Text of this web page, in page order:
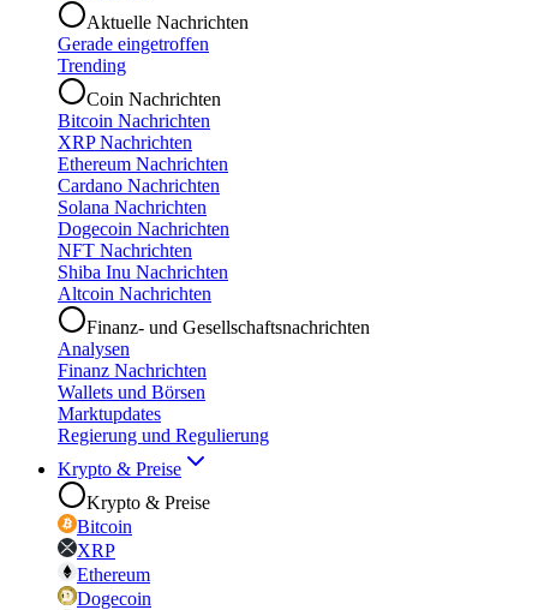
Aktuelle Nachrichten
Gerade eingetroffen
Trending
Coin Nachrichten
Bitcoin Nachrichten
XRP Nachrichten
Ethereum Nachrichten
Cardano Nachrichten
Solana Nachrichten
Dogecoin Nachrichten
NFT Nachrichten
Shiba Inu Nachrichten
Altcoin Nachrichten
Finanz- und Gesellschaftsnachrichten
Analysen
Finanz Nachrichten
Wallets und Börsen
Marktupdates
Regierung und Regulierung
Krypto & Preise
Krypto & Preise
Bitcoin
XRP
Ethereum
Dogecoin